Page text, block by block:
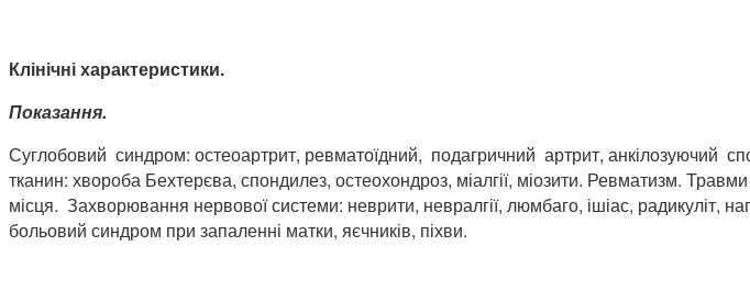
Клінічні характеристики.
Показання.
Суглобовий синдром: остеоартрит, ревматоїдний, подагричний артрит, анкілозуючий
тканин: хвороба Бехтерєва, спондилез, остеохондроз, міалгії, міозити. Ревматизм.
місця. Захворювання нервової системи: неврити, невралгії, люмбаго, ішіас, радикуліт,
больовий синдром при запаленні матки, яєчників, піхви.